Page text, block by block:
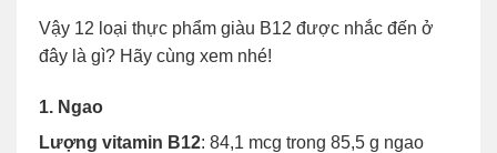
Vậy 12 loại thực phẩm giàu B12 được nhắc đến ở
đây là gì? Hãy cùng xem nhé!
1. Ngao
Lượng vitamin B12: 84,1 mcg trong 85,5 g ngao